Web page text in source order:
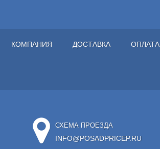
КОМПАНИЯ ДОСТАВКА ОПЛАТА
СХЕМА ПРОЕЗДА
INFO@POSADPRICEP.RU